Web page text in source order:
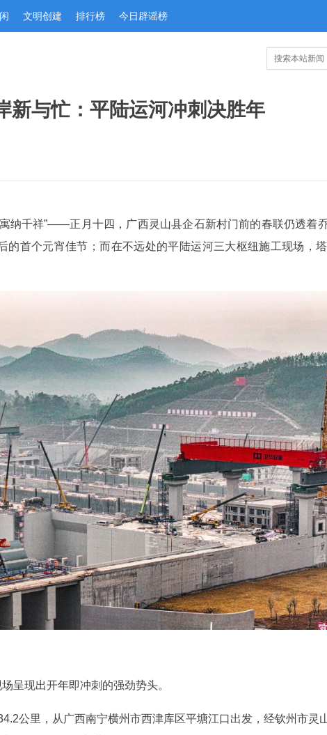
文明创建 排行榜 今日辟谣榜
新与忙：平陆运河冲刺决胜年
纳千祥”——正月十四，广西灵山县企石新村门前的春联仍透着
首个元宵佳节；而在不远处的平陆运河三大枢纽施工现场，
呈现出开年即冲刺的强劲势头。
公里，从广西南宁横州市西津库区平塘江口出发，经钦州市灵